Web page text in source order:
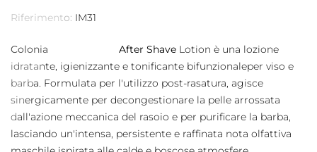
Riferimento: IM31
Colonia After Shave Lotion è una lozione
idratante, igienizzante e tonificante bifunzionaleper viso e
barba. Formulata per l'utilizzo post-rasatura, agisce
sinergicamente per decongestionare la pelle arrossata
dall'azione meccanica del rasoio e per purificare la barba,
lasciando un'intensa, persistente e raffinata nota olfattiva